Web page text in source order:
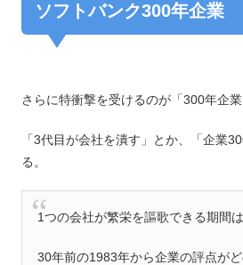
ソフトバンク300年企業
さらに特衝撃を受けるのが「300年企業
「3代目が会社を潰す」とか、「企業
る。
1つの会社が繁栄を謳歌できる期間
30年前の1983年から企業の評点が